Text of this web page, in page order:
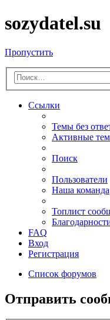
sozydatel.su
Пропустить
Ссылки
Темы без
Активные
Поиск
Пользователи
Наша команда
Топлист
FAQ
Вход
Регистрация
Список форумов
Отправить